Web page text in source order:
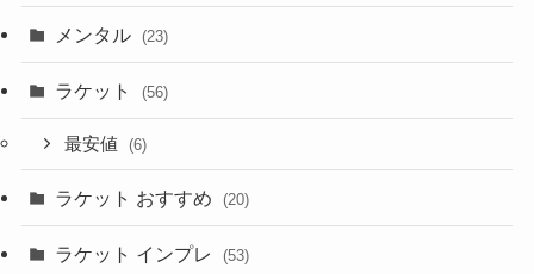
メンタル (23)
ラケット (56)
最安値 (6)
ラケット おすすめ (20)
ラケット インプレ (53)